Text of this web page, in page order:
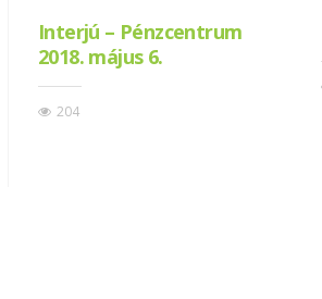
Interjú – Pénzcentrum
2018. május 6.
204